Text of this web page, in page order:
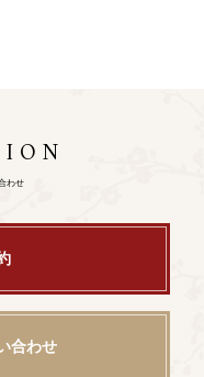
わせ
合わせ